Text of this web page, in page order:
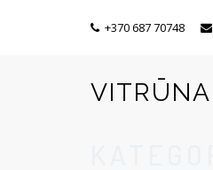
+370 687 70748
VITRŪNA